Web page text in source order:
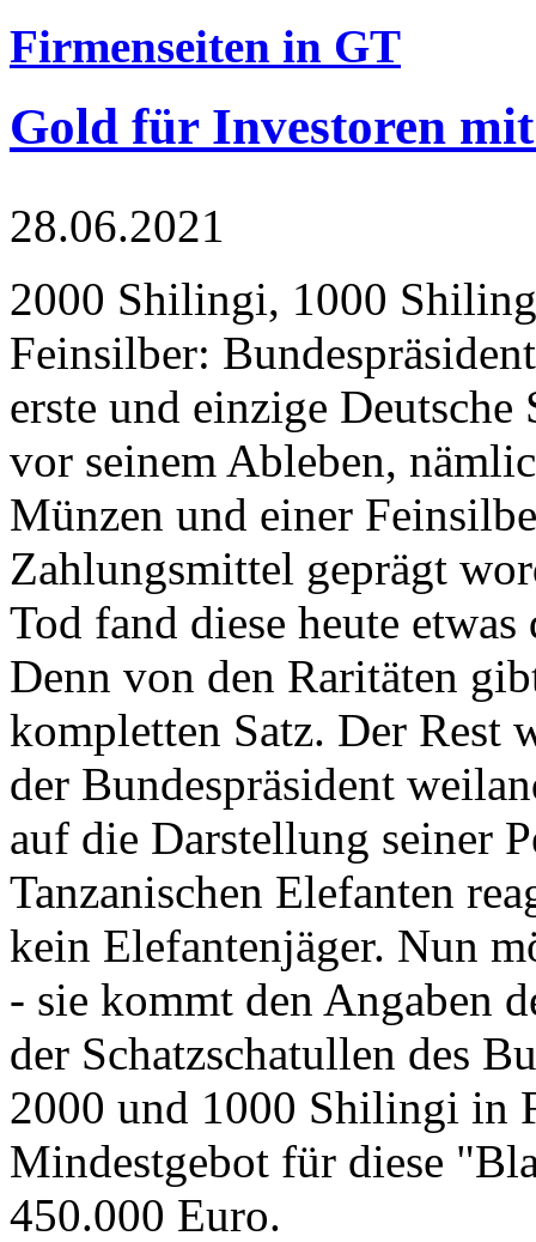
Firmenseiten in GT
Gold für Investoren
28.06.2021
2000 Shilingi, 1000
Feinsilber:
erste und einzige Deutsche
vor seinem Ableben,
Münzen und einer
Zahlungsmittel geprägt
Tod fand diese heute
Denn von den Raritäten
kompletten Satz. Der Rest
der Bundespräsident
auf die Darstellung seiner
Tanzanischen Elefanten
kein Elefantenjäger. Nun
- sie kommt den Angaben
der Schatzschatullen des
2000 und 1000 Shilingi in
Mindestgebot für diese
450.000 Euro.